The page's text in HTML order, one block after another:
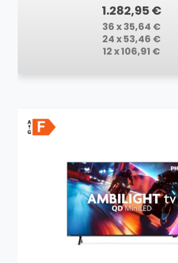
1.282,95 €
36 x 35,64 €
24 x 53,46 €
12 x 106,91 €